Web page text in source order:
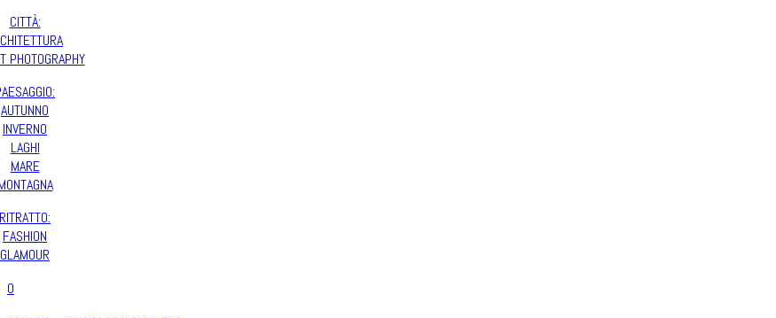
CITTÀ:
PHOTOGRAPHY
AUTUNNO
INVERNO
LAGHI
MARE
RITRATTO:
FASHION
GLAMOUR
0